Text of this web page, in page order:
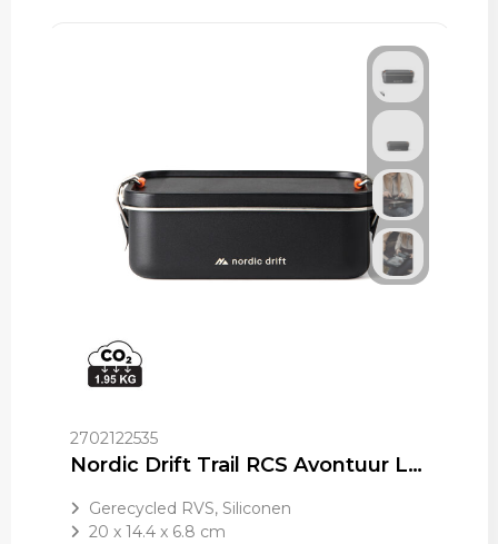
2702122535
Nordic Drift Trail RCS Avontuur Lunchbox 1200ML
Gerecycled RVS, Siliconen
20 x 14.4 x 6.8 cm